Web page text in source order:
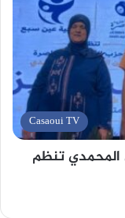
Casaoui TV
المحمدي تنظم